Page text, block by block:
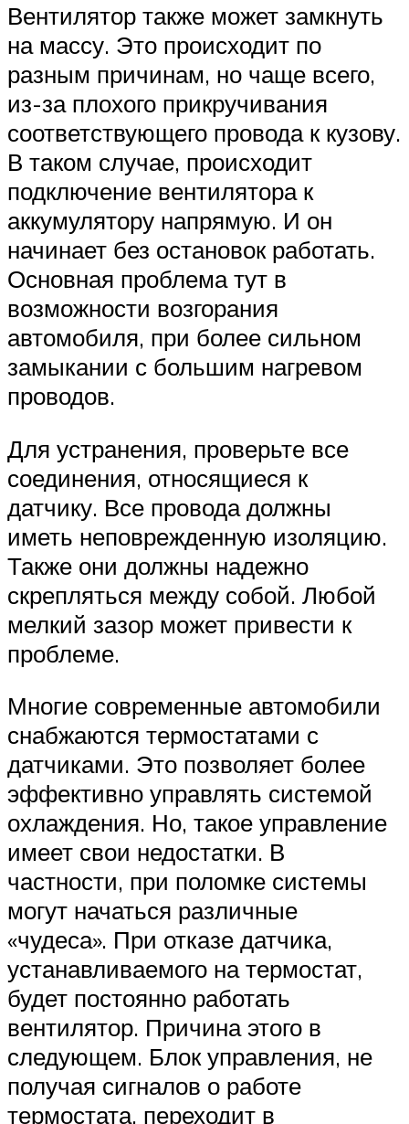
Вентилятор также может замкнуть
на массу. Это происходит по
разным причинам, но чаще всего,
из-за плохого прикручивания
соответствующего провода к кузову.
В таком случае, происходит
подключение вентилятора к
аккумулятору напрямую. И он
начинает без остановок работать.
Основная проблема тут в
возможности возгорания
автомобиля, при более сильном
замыкании с большим нагревом
проводов.
Для устранения, проверьте все
соединения, относящиеся к
датчику. Все провода должны
иметь неповрежденную изоляцию.
Также они должны надежно
скрепляться между собой. Любой
мелкий зазор может привести к
проблеме.
Многие современные автомобили
снабжаются термостатами с
датчиками. Это позволяет более
эффективно управлять системой
охлаждения. Но, такое управление
имеет свои недостатки. В
частности, при поломке системы
могут начаться различные
«чудеса». При отказе датчика,
устанавливаемого на термостат,
будет постоянно работать
вентилятор. Причина этого в
следующем. Блок управления, не
получая сигналов о работе
термостата, переходит в